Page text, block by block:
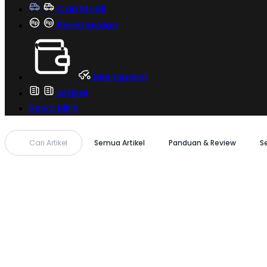
Cari Mobil
Pembiayaan
MoInspeksi
Artikel
Sewa Milik
Cari Artikel Semua Artikel Panduan & Review